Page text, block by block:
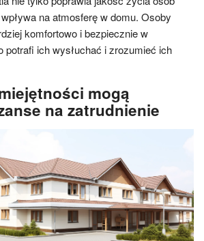
na atmosferę w domu. Osoby
komfortowo i bezpiecznie w
potrafi ich wysłuchać i zrozumieć ich
mogą
na zatrudnienie